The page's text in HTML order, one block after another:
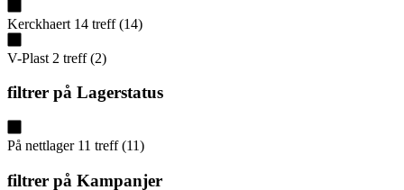
Kerckhaert 14 treff (14)
V-Plast 2 treff (2)
filtrer på Lagerstatus
På nettlager 11 treff (11)
filtrer på Kampanjer